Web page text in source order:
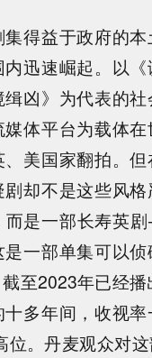
得益于政府的
迅速崛起。以
凶》为代表的
体平台为载体
美国家翻拍。但
却不是这些风
而是一部长寿英
一部单集可以
至2023年已经
多年间，收视
位。丹麦观众对